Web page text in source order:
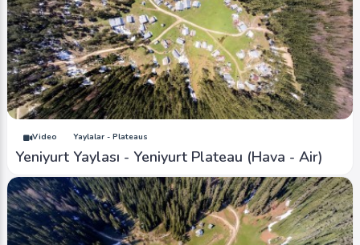
Video Yaylalar - Plateaus
Yeniyurt Yaylası - Yeniyurt Plateau (Hava - Air)